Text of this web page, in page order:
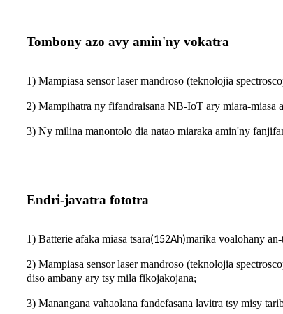
Tombony azo avy amin'ny vokatra
1) Mampiasa sensor laser mandroso (teknolojia
2) Mampihatra ny fifandraisana NB-IoT ary miara-miasa
3) Ny milina manontolo dia natao miaraka amin'ny
Endri-javatra fototra
1) Batterie afaka miasa tsara(152Ah)marika voalohany
2) Mampiasa sensor laser mandroso (teknolojia
diso ambany ary tsy mila fikojakojana;
3) Manangana vahaolana fandefasana lavitra tsy misy